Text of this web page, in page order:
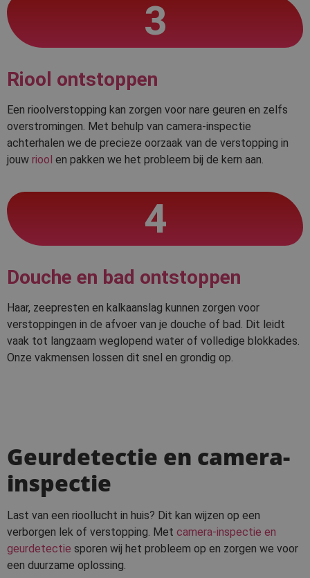
3
Riool ontstoppen
Een rioolverstopping kan zorgen voor nare geuren en zelfs
overstromingen. Met behulp van camera-inspectie
achterhalen we de precieze oorzaak van de verstopping in
jouw riool en pakken we het probleem bij de kern aan.
4
Douche en bad ontstoppen
Haar, zeepresten en kalkaanslag kunnen zorgen voor
verstoppingen in de afvoer van je douche of bad. Dit leidt
vaak tot langzaam weglopend water of volledige blokkades.
Onze vakmensen lossen dit snel en grondig op.
Geurdetectie en camera-
inspectie
Last van een rioollucht in huis? Dit kan wijzen op een
verborgen lek of verstopping. Met camera-inspectie en
geurdetectie sporen wij het probleem op en zorgen we voor
een duurzame oplossing.